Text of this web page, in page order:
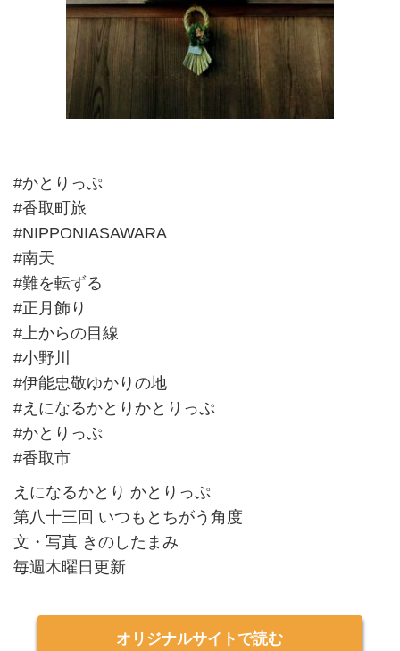
#かとりっぷ
#香取町旅
#NIPPONIASAWARA
#南天
#難を転ずる
#正月飾り
#上からの目線
#小野川
#伊能忠敬ゆかりの地
#えになるかとりかとりっぷ
#かとりっぷ
#香取市
えになるかとり かとりっぷ
第八十三回 いつもとちがう角度
文・写真 きのしたまみ
毎週木曜日更新
オリジナルサイトで読む